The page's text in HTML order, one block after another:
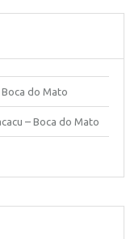
Boca do Mato
– Boca do Mato